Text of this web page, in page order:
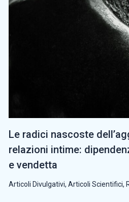
Le radici nascoste
relazioni intime:
e vendetta
Articoli Divulgativi, Articoli Scientifici,